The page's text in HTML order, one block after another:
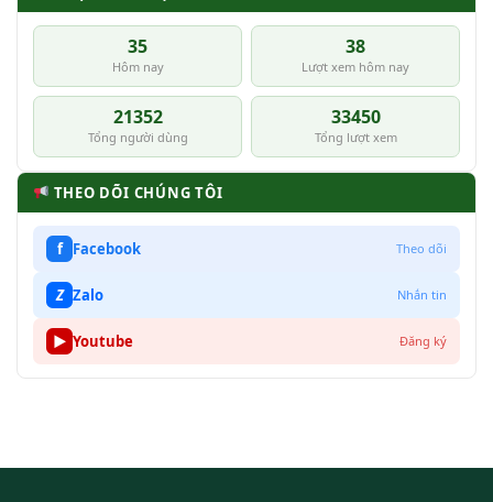
35
Hôm nay
38
Lượt xem hôm nay
21352
Tổng người dùng
33450
Tổng lượt xem
THEO DÕI CHÚNG TÔI
f Facebook Theo dõi
Z Zalo Nhắn tin
▶ Youtube Đăng ký